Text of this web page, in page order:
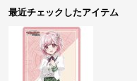
最近チェックしたアイテム